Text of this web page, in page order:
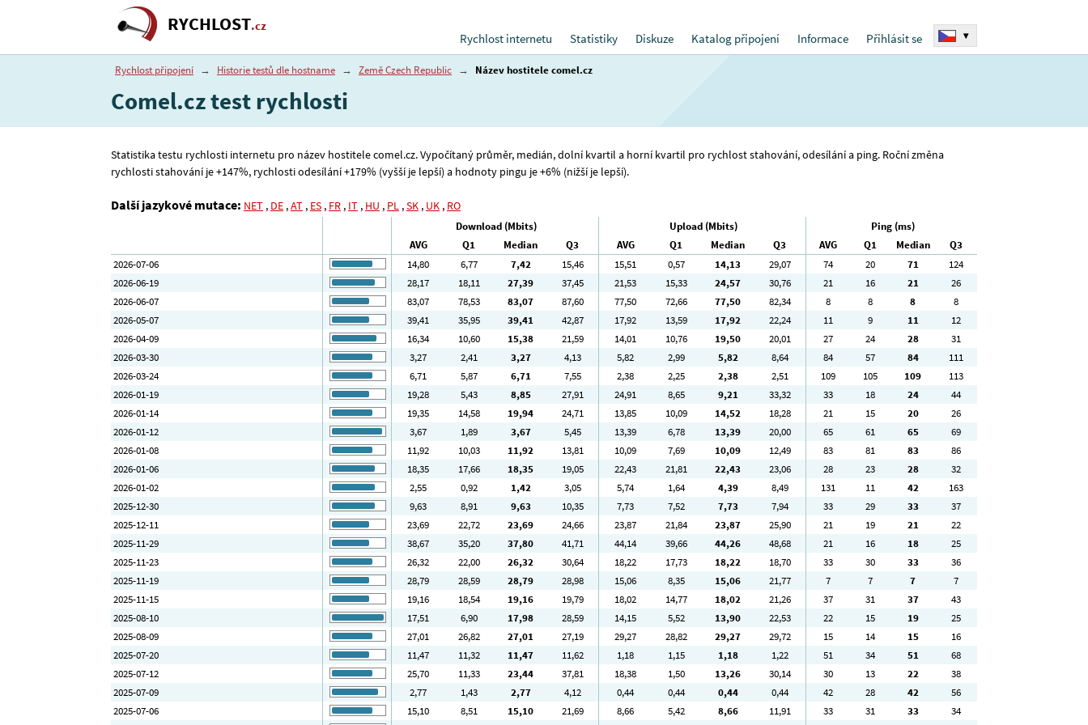
RYCHLOST.cz
Rychlost internetu
Statistiky Diskuze Katalog připojení Informace Přihlásit se ▾
Rychlost připojení → Historie testů dle hostname → Země Czech Republic → Název hostitele comel.cz
Comel.cz test rychlosti
Statistika testu rychlosti internetu pro název hostitele comel.cz. Vypočítaný průměr, medián, dolní kvartil a horní kvartil pro rychlost stahování, odesílání a ping. Roční změna
rychlosti stahování je +147%, rychlosti odesílání +179% (vyšší je lepší) a hodnoty pingu je +6% (nižší je lepší).
Další jazykové mutace: NET , DE ,AT , ES , FR , IT , HU , PL ,SK , UK , RO
Download (Mbits) Upload (Mbits)
Ping (ms)
AVG
Q1 Median Q3 AVG Q1 Median Q3 AVG Q1 Median
Q3
2026-07-06
14,80 6,77 7,42 15,46 15,51 0,57 14,13 29,07 74 20 71
124
2026-06-19
28,17 18,11 27,39 37,45 21,53 15,33 24,57 30,76 21 16 21
26
2026-06-07
83,07 78,53 83,07 87,60 77,50 72,66 77,50 82,34 8 8 8
8
2026-05-07
39,41 35,95 39,41 42,87 17,92 13,59 17,92 22,24 11 9 11
12
2026-04-09
16,34 10,60 15,38 21,59 14,01 10,76 19,50 20,01 27 24 28
31
2026-03-30
3,27 2,41 3,27 4,13 5,82 2,99 5,82 8,64 84 57 84
111
2026-03-24
6,71 5,87 6,71 7,55 2,38 2,25 2,38 2,51 109 105 109
113
2026-01-19
19,28 5,43 8,85 27,91 24,91 8,65 9,21 33,32 33 18 24
44
2026-01-14
19,35 14,58 19,94 24,71 13,85 10,09 14,52 18,28 21 15 20
26
2026-01-12
3,67 1,89 3,67 5,45 13,39 6,78 13,39 20,00 65 61 65
69
2026-01-08
11,92 10,03 11,92 13,81 10,09 7,69 10,09 12,49 83 81 83
86
2026-01-06
18,35 17,66 18,35 19,05 22,43 21,81 22,43 23,06 28 23 28
32
2026-01-02
2,55 0,92 1,42 3,05 5,74 1,64 4,39 8,49 131 11 42
163
2025-12-30
9,63 8,91 9,63 10,35 7,73 7,52 7,73 7,94 33 29 33
37
2025-12-11
23,69 22,72 23,69 24,66 23,87 21,84 23,87 25,90 21 19 21
22
2025-11-29
38,67 35,20 37,80 41,71 44,14 39,66 44,26 48,68 21 16 18
25
2025-11-23
26,32 22,00 26,32 30,64 18,22 17,73 18,22 18,70 33 30 33
36
2025-11-19
28,79 28,59 28,79 28,98 15,06 8,35 15,06 21,77 7 7 7
7
2025-11-15
19,16 18,54 19,16 19,79 18,02 14,77 18,02 21,26 37 31 37
43
2025-08-10
17,51 6,90 17,98 28,59 14,15 5,52 13,90 22,53 22 15 19
25
2025-08-09
27,01 26,82 27,01 27,19 29,27 28,82 29,27 29,72 15 14 15
16
2025-07-20
11,47 11,32 11,47 11,62 1,18 1,15 1,18 1,22 51 34 51
68
2025-07-12
25,70 11,33 23,44 37,81 18,38 1,50 13,26 30,14 30 13 22
38
2025-07-09
2,77 1,43 2,77 4,12 0,44 0,44 0,44 0,44 42 28 42
56
2025-07-06
15,10 8,51 15,10 21,69 8,66 5,42 8,66 11,91 33 31 33
34